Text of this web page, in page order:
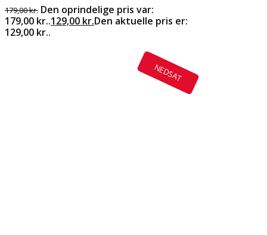
179,00kr. Den oprindelige pris var:
179,00 kr..129,00 kr.Den aktuelle pris er:
129,00 kr..
NEDSAT